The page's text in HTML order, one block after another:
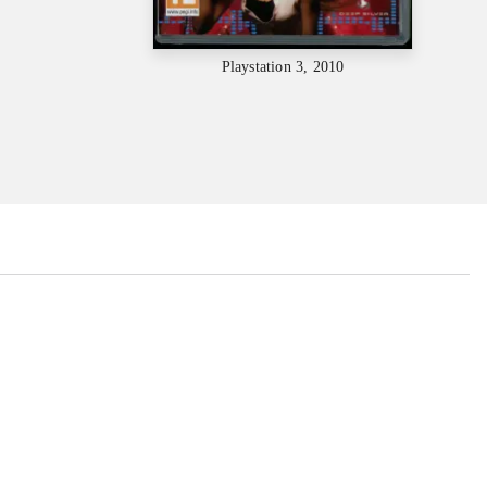
Playstation 3, 2010